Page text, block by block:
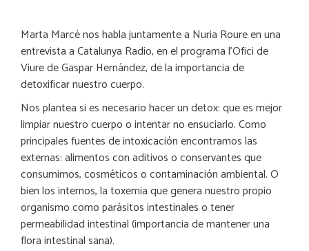
Marta Marcè nos habla juntamente a Nuria Roure en una
entrevista a Catalunya Radio, en el programa l’Ofici de
Viure de Gaspar Hernández, de la importancia de
detoxificar nuestro cuerpo.
Nos plantea si es necesario hacer un detox: que es mejor
limpiar nuestro cuerpo o intentar no ensuciarlo. Como
principales fuentes de intoxicación encontramos las
externas: alimentos con aditivos o conservantes que
consumimos, cosméticos o contaminación ambiental. O
bien los internos, la toxemia que genera nuestro propio
organismo como parásitos intestinales o tener
permeabilidad intestinal (importancia de mantener una
flora intestinal sana).